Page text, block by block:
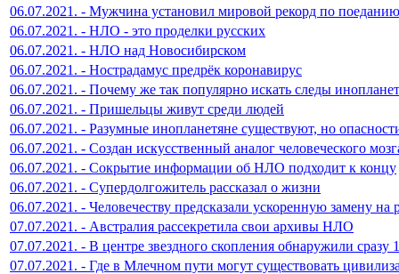
06.07.2021. - Мужчина установил мировой рекорд по
06.07.2021. - НЛО - это проделки русских
06.07.2021. - НЛО над Новосибирском
06.07.2021. - Нострадамус предрёк коронавирус
06.07.2021. - Почему же так популярно искать следы
06.07.2021. - Пришельцы живут среди людей
06.07.2021. - Разумные инопланетяне существуют, но
06.07.2021. - Создан искусственный аналог человеческого
06.07.2021. - Сокрытие информации об НЛО подходит к концу
06.07.2021. - Супердолгожитель рассказал о жизни
06.07.2021. - Человечеству предсказали ускоренную замену на
07.07.2021. - Австралия рассекретила свои архивы НЛО
07.07.2021. - В центре звездного скопления обнаружили сразу
07.07.2021. - Где в Млечном пути могут существовать